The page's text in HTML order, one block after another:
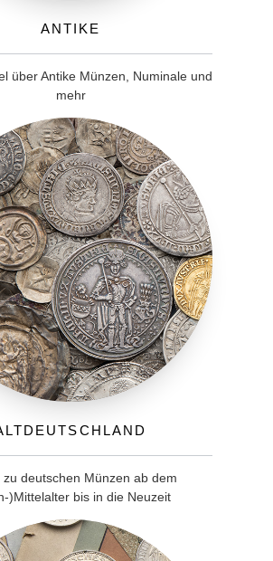
Antike
über Antike Münzen, Numinale und
mehr
zu deutschen Münzen ab dem
)Mittelalter bis in die Neuzeit